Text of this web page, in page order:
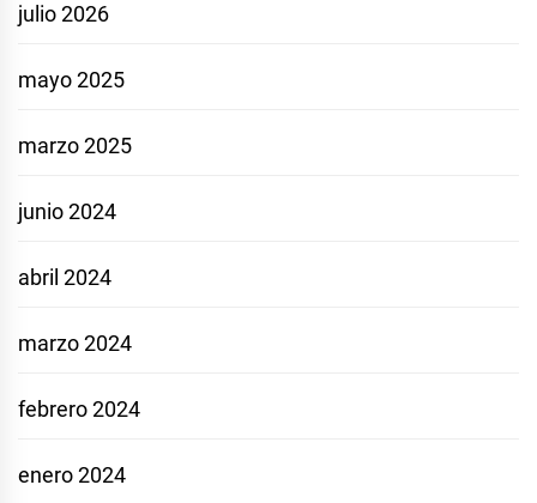
julio 2026
mayo 2025
marzo 2025
junio 2024
abril 2024
marzo 2024
febrero 2024
enero 2024